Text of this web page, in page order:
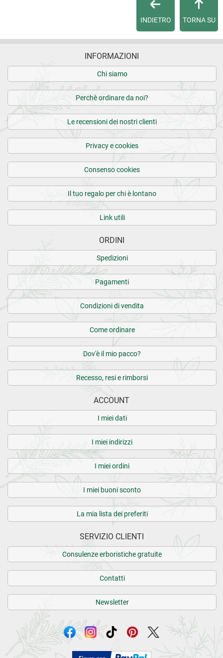
TORNA SU
INDIETRO
INFORMAZIONI
Chi siamo
Perchè ordinare da noi?
Le recensioni dei nostri clienti
Privacy e cookies
Consenso cookies
Il tuo regalo per chi è lontano
Link utili
ORDINI
Spedizioni
Pagamenti
Condizioni di vendita
Come ordinare
Dov'è il mio pacco?
Recesso, resi e rimborsi
ACCOUNT
I miei dati
I miei indirizzi
I miei ordini
I miei buoni sconto
La mia lista dei preferiti
SERVIZIO CLIENTI
Consulenze erboristiche gratuite
Contatti
Newsletter